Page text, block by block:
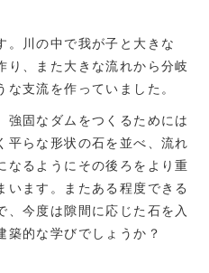
。川の中で我が子と大きな
り、また大きな流れから分岐
支流を作っていました。
強固なダムをつくるためには
平らな形状の石を並べ、流れ
なるようにその後ろをより重
います。またある程度できる
、今度は隙間に応じた石を入
的な学びでしょうか？